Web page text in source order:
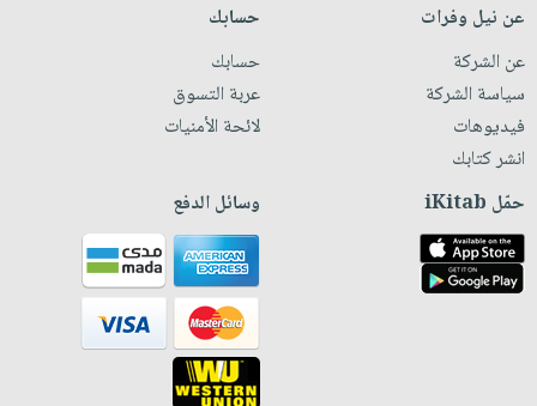
عن نيل وفرات
عن الشركة
سياسة الشركة
فيديوهات
انشر كتابك
حسابك
حسابك
عربة التسوق
لائحة الأمنيات
حمّل iKitab وسائل الدفع